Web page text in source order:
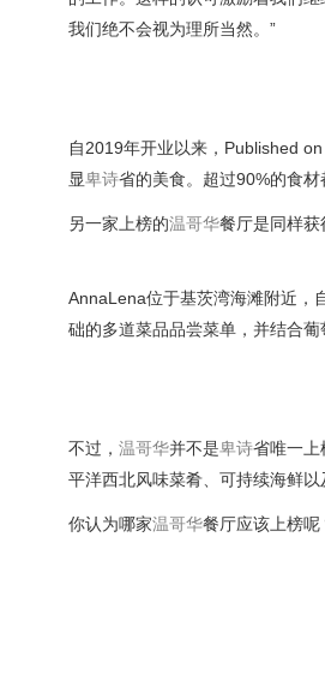
我们绝不会视为理所当然。”
自2019年开业以来，Published
显卑诗省的美食。超过90%的食材
另一家上榜的温哥华餐厅是同样获
AnnaLena位于基茨湾海滩附近，
础的多道菜品品尝菜单，并结合葡
不过， 温哥华并不是卑诗省唯一上
平洋西北风味菜肴、可持续海鲜以
你认为哪家温哥华餐厅应该上榜呢